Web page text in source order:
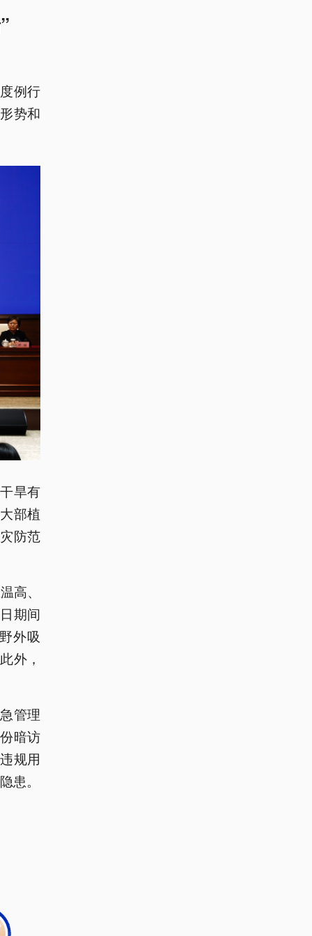
例行
势和
旱有
部植
防范
高、
期间
外吸
外，
管理
暗访
规用
患。